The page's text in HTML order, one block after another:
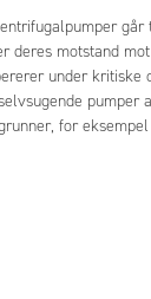
deres motstand
under kritiske
for